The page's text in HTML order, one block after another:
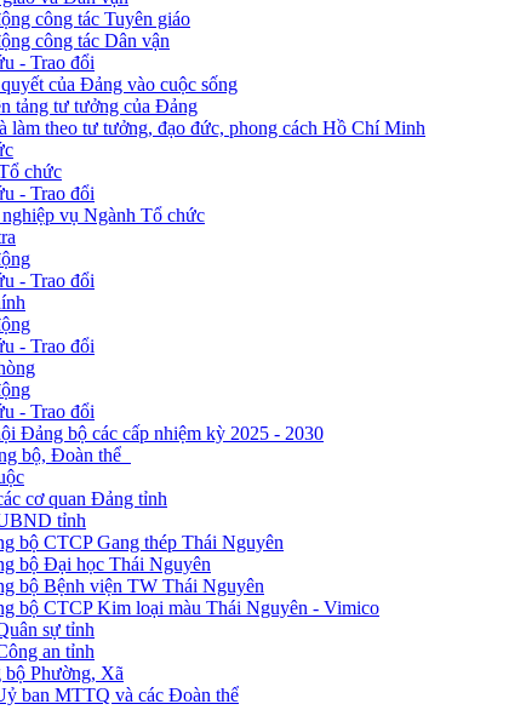
công tác Tuyên giáo
công tác Dân vận
- Trao đổi
của Đảng vào cuộc sống
tảng tư tưởng của Đảng
làm theo tư tưởng, đạo đức, phong cách Hồ Chí Minh
chức
- Trao đổi
vụ Ngành Tổ chức
- Trao đổi
- Trao đổi
- Trao đổi
Đảng bộ các cấp nhiệm kỳ 2025 - 2030
bộ, Đoàn thể
cơ quan Đảng tỉnh
tỉnh
bộ CTCP Gang thép Thái Nguyên
bộ Đại học Thái Nguyên
bộ Bệnh viện TW Thái Nguyên
bộ CTCP Kim loại màu Thái Nguyên - Vimico
sự tỉnh
an tỉnh
Phường, Xã
ban MTTQ và các Đoàn thể